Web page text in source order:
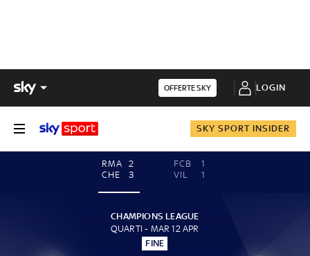
OFFERTE SKY LOGIN
SKY SPORT INSIDER
RMA
2
CHE
3
FCB
1
VIL
1
CHAMPIONS LEAGUE
QUARTI - MAR 12 APR
FINE